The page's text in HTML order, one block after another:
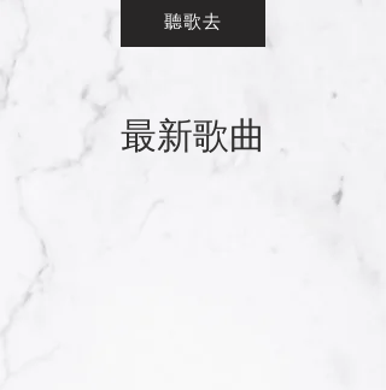
聽歌去
​最新歌曲